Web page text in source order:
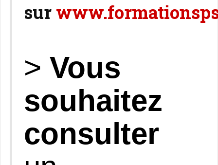
sur
> Vous
souhaitez
consulter